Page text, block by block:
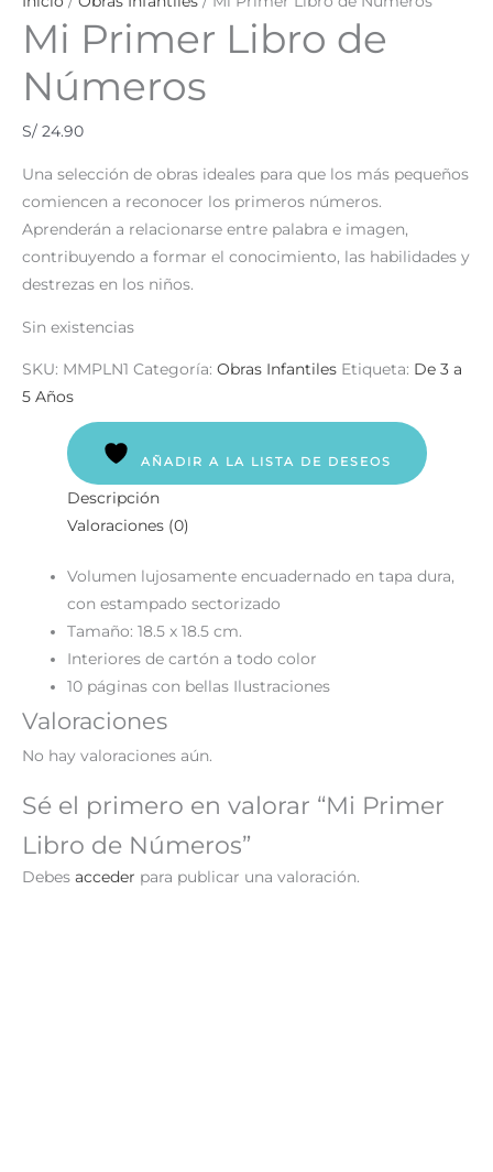
Mi Primer Libro de
Números
S/ 24.90
Una selección de obras ideales para que los más pequeños
comiencen a reconocer los primeros números.
Aprenderán a relacionarse entre palabra e imagen,
contribuyendo a formar el conocimiento, las habilidades y
destrezas en los niños.
Sin existencias
SKU: MMPLN1 Categoría: Obras Infantiles Etiqueta: De 3 a
5 Años
AÑADIR A LA LISTA DE DESEOS
Descripción
Valoraciones (0)
Volumen lujosamente encuadernado en tapa dura,
con estampado sectorizado
Tamaño: 18.5 x 18.5 cm.
Interiores de cartón a todo color
10 páginas con bellas Ilustraciones
Valoraciones
No hay valoraciones aún.
Sé el primero en valorar “Mi Primer
Libro de Números”
Debes acceder para publicar una valoración.